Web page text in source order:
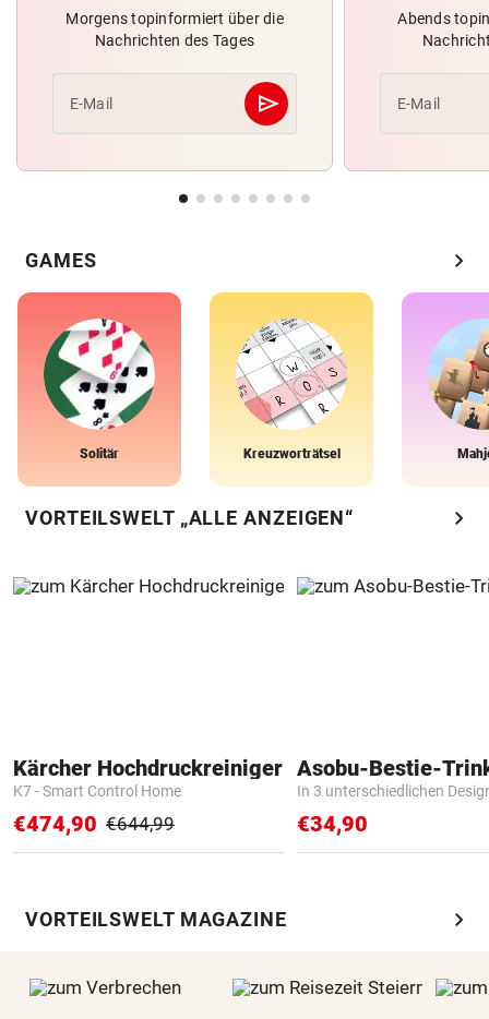
Morgens topinformiert über die
Nachrichten des Tages
E-Mail send
Abschicken
Abends
E-Mail
GAMES chevron_right
Solitär Kreuzworträtsel
VORTEILSWELT „ALLE ANZEIGEN“ chevron_right
Kärcher Hochdruckreiniger
K7 - Smart Control Home
€474,90 €644,99
Asobu-Bestie-
In 3 unterschiedlichen
€34,90
VORTEILSWELT MAGAZINE chevron_right